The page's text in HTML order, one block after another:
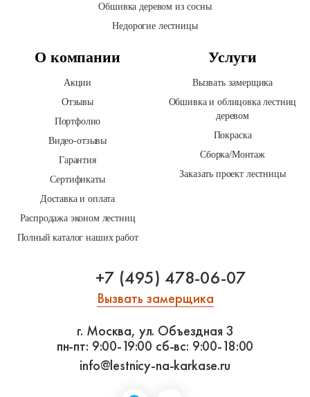
Обшивка деревом из сосны
Недорогие лестницы
О компании
Акции
Отзывы
Портфолио
Видео-отзывы
Гарантия
Сертификаты
Доставка и оплата
Распродажа эконом лестниц
Полный каталог наших работ
Услуги
Вызвать замерщика
Обшивка и облицовка лестниц
деревом
Покраска
Сборка/Монтаж
Заказать проект лестницы
+7 (495) 478-06-07
Вызвать замерщика
г. Москва, ул. Объездная 3
пн-пт: 9:00-19:00 сб-вс: 9:00-18:00
info@lestnicy-na-karkase.ru